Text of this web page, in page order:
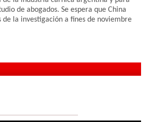
de abogados. Se espera que China
de la investigación a fines de noviembre